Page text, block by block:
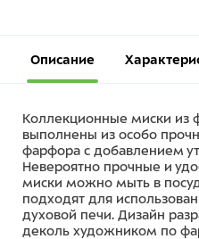
Описание
Коллекционные миски из
выполнены из особо
фарфора с добавлением
Невероятно прочные и
миски можно мыть в
подходят для
духовой печи. Дизайн
деколь художником по